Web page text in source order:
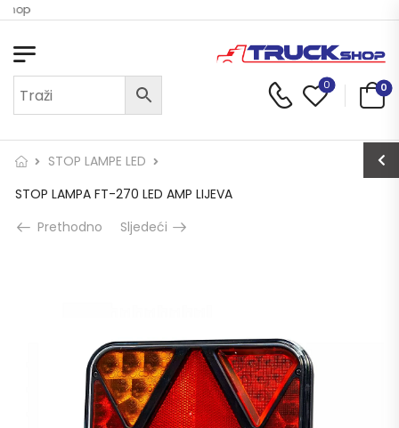
0 0
STOP LAMPE LED
STOP LAMPA FT-270 LED AMP LIJEVA
Prethodno
Sljedeći